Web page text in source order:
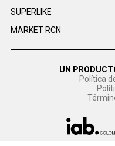
SUPERLIKE
MARKET RCN
UN
Política